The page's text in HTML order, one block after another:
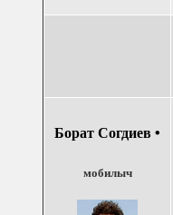
Борат Согдиев •
мобилыч